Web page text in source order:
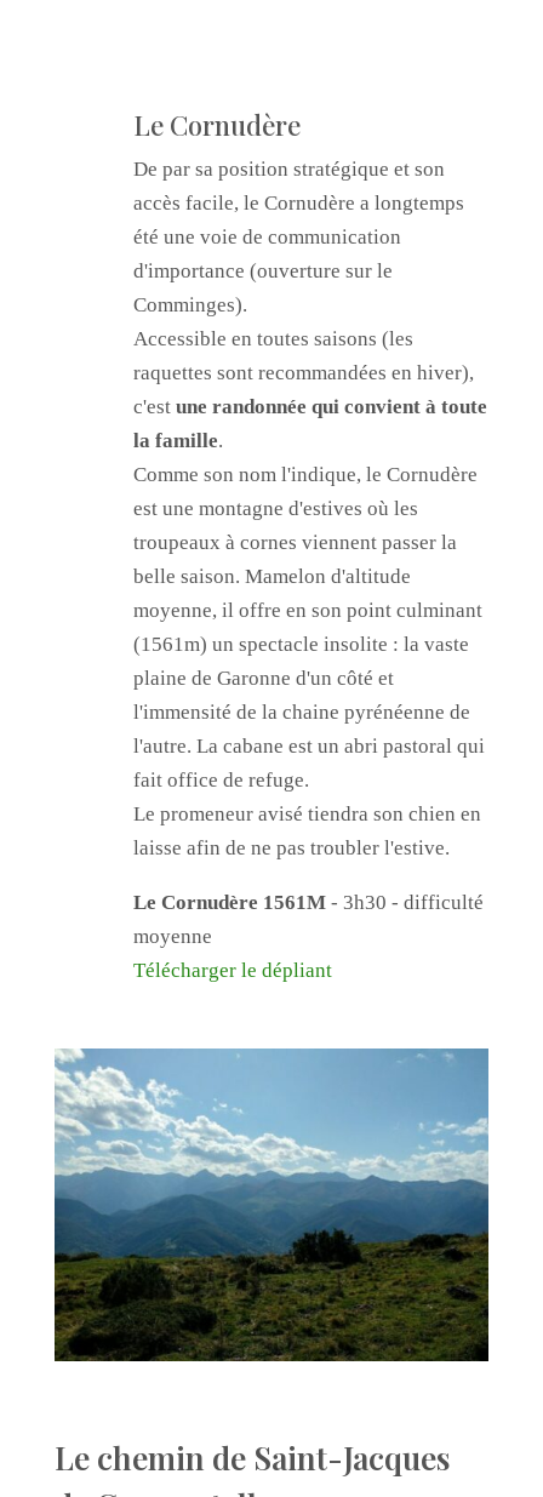
Le Cornudère
De par sa position stratégique et son
accès facile, le Cornudère a longtemps
été une voie de communication
d'importance (ouverture sur le
Comminges).
Accessible en toutes saisons (les
raquettes sont recommandées en hiver),
c'est une randonnée qui convient à toute
la famille.
Comme son nom l'indique, le Cornudère
est une montagne d'estives où les
troupeaux à cornes viennent passer la
belle saison. Mamelon d'altitude
moyenne, il offre en son point culminant
(1561m) un spectacle insolite : la vaste
plaine de Garonne d'un côté et
l'immensité de la chaine pyrénéenne de
l'autre. La cabane est un abri pastoral qui
fait office de refuge.
Le promeneur avisé tiendra son chien en
laisse afin de ne pas troubler l'estive.
Le Cornudère 1561M- 3h30 - difficulté
moyenne
Télécharger le dépliant
Le chemin de Saint-Jacques